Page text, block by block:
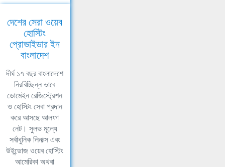
দেশের সেরা ওয়েব
হোস্টিং
প্রোভাইডার ইন
বাংলাদেশ
দীর্ঘ ১৭ বছর বাংলাদেশে
নিরবিচ্ছিন্ন ভাবে
ডোমেইন রেজিস্ট্রেশন
ও হোস্টিং সেবা প্রদান
করে আসছে আলফা
নেট। সুলভ মূল্যে
সর্বাধুনিক লিনাক্স এবং
উইন্ডোজ ওয়েব হোস্টিং
আমেরিকা অথবা